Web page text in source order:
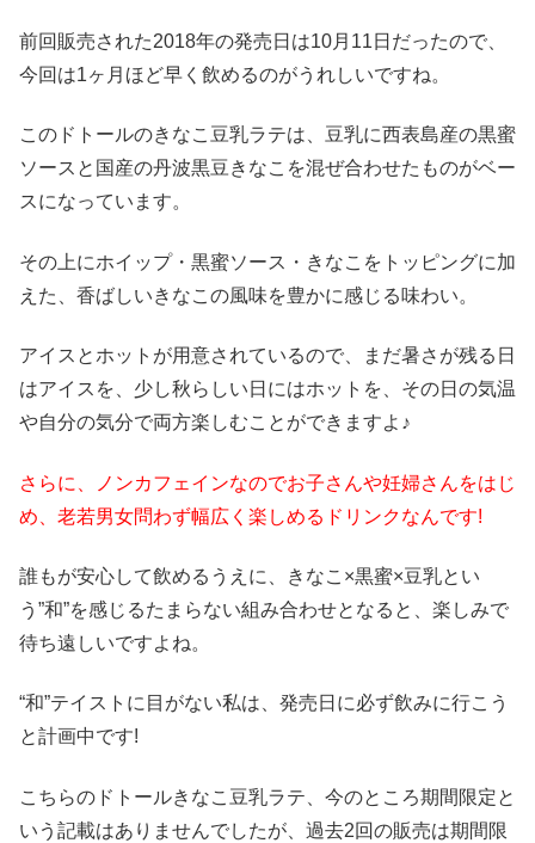
前回販売された2018年の発売日は10月11日だったので、
今回は1ヶ月ほど早く飲めるのがうれしいですね。
このドトールのきなこ豆乳ラテは、豆乳に西表島産の黒蜜
ソースと国産の丹波黒豆きなこを混ぜ合わせたものがベー
スになっています。
その上にホイップ・黒蜜ソース・きなこをトッピングに加
えた、香ばしいきなこの風味を豊かに感じる味わい。
アイスとホットが用意されているので、まだ暑さが残る日
はアイスを、少し秋らしい日にはホットを、その日の気温
や自分の気分で両方楽しむことができますよ♪
さらに、ノンカフェインなのでお子さんや妊婦さんをはじ
め、老若男女問わず幅広く楽しめるドリンクなんです!
誰もが安心して飲めるうえに、きなこ×黒蜜×豆乳とい
う”和”を感じるたまらない組み合わせとなると、楽しみで
待ち遠しいですよね。
“和”テイストに目がない私は、発売日に必ず飲みに行こう
と計画中です!
こちらのドトールきなこ豆乳ラテ、今のところ期間限定と
いう記載はありませんでしたが、過去2回の販売は期間限